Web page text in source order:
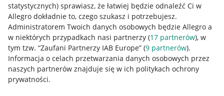
statystycznych) sprawiasz, że łatwiej będzie odnaleźć Ci w
Allegro dokładnie to, czego szukasz i potrzebujesz.
Administratorem Twoich danych osobowych będzie Allegro a
w niektórych przypadkach nasi partnerzy (17 partnerów), w
tym tzw. “Zaufani Partnerzy IAB Europe” (9 partnerów).
Informacja o celach przetwarzania danych osobowych przez
naszych partnerów znajduje się w ich politykach ochrony
prywatności.
Przydatne informacje
Jak to działa
Napisz do nas
Allegro Gadane dla sprzedających